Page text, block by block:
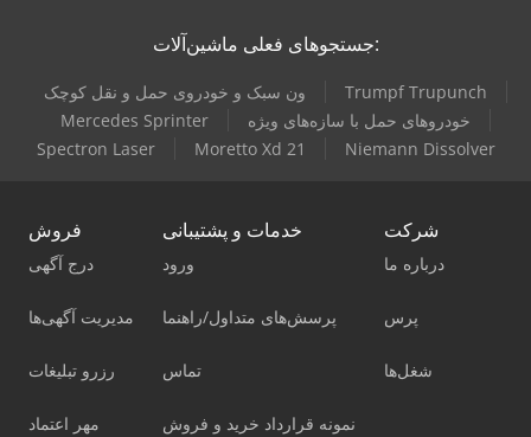
جستجوهای فعلی ماشین‌آلات:
ون سبک و خودروی حمل و نقل کوچک
Trumpf Trupunch
Mercedes Sprinter
خودروهای حمل با سازه‌های ویژه
Spectron Laser
Moretto Xd 21 Niemann Dissolver
فروش
درج آگهی
مدیریت آگهی‌ها
رزرو تبلیغات
مهر اعتماد
خدمات و پشتیبانی
ورود
پرسش‌های متداول/راهنما
تماس
نمونه قرارداد خرید و فروش
شرکت
درباره ما
پرس
شغل‌ها